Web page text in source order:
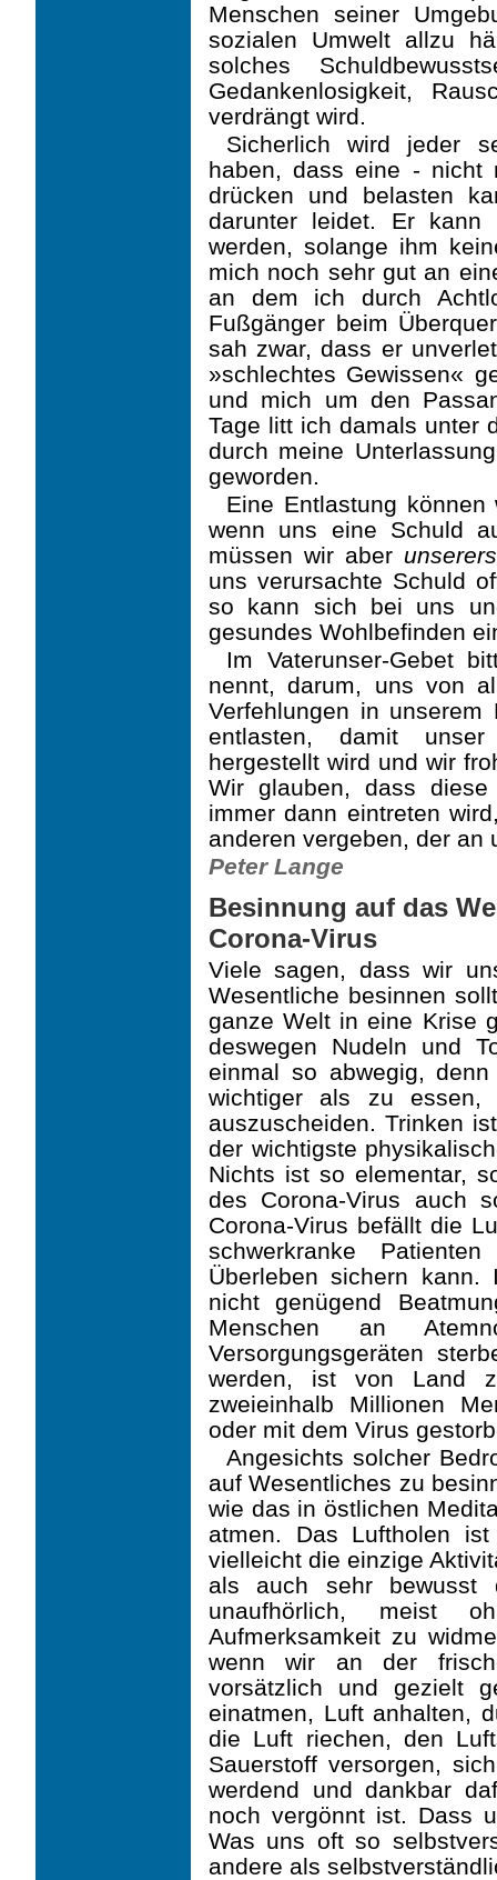
Menschen seiner
sozialen Umwelt allzu
solches
Gedankenlosigkeit,
verdrängt wird.
Sicherlich wird jeder
haben, dass eine - nicht
drücken und belasten
darunter leidet. Er
werden, solange ihm
mich noch sehr gut an
an dem ich durch
Fußgänger beim
sah zwar, dass er
»schlechtes Gewissen«
und mich um den
Tage litt ich damals unter
durch meine
geworden.
Eine Entlastung
wenn uns eine Schuld
müssen wir aber
uns verur­sachte Schuld
so kann sich bei uns
gesundes Wohlbefinden
Im Vaterunser-Gebet
nennt, darum, uns von
Verfehlungen in
entlas­ten, damit
hergestellt wird und wir
Wir glauben, dass diese
immer dann eintreten
anderen vergeben, der an
Peter Lange
Besinnung auf das
Corona-Virus
Viele sagen, dass wir
Wesentliche besinnen
ganze Welt in eine Krise
deswe­gen Nudeln und
einmal so abwegig,
wichtiger als zu essen,
auszuscheiden. Trinken
der wichtigste
Nichts ist so elementar,
des Corona-Virus auch
Corona-Virus befällt die
schwerkranke
Überleben sichern
nicht genügend
Menschen an
Versorgungsgeräten
werden, ist von Land
zweieinhalb Millionen
oder mit dem Virus
Angesichts solcher
auf Wesentliches zu
wie das in östlichen
atmen. Das Luftholen
vielleicht die einzige
als auch sehr bewusst
unaufhörlich, meist
Aufmerksamkeit zu
wenn wir an der
vorsätzlich und gezielt
einatmen, Luft anhalten,
die Luft riechen, den
Sauerstoff versorgen,
werdend und dankbar
noch vergönnt ist. Dass
Was uns oft so
andere als